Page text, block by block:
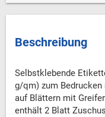
Beschreibung
Selbstklebende
g/qm) zum
auf Blättern mit
enthält 2 Blatt